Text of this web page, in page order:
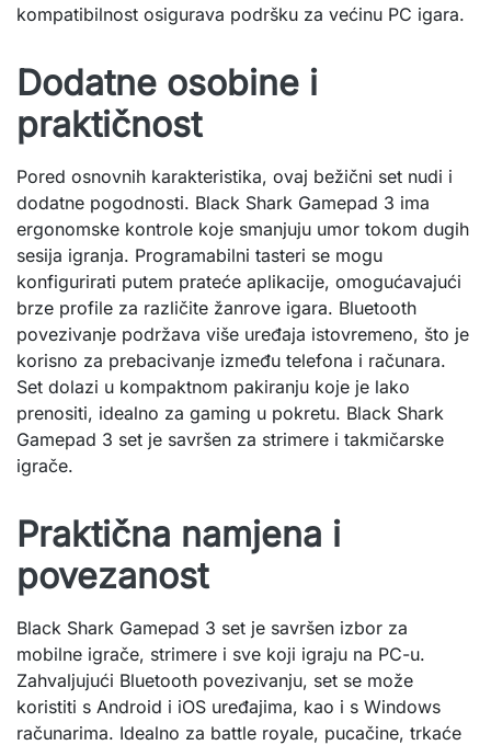
kompatibilnost osigurava podršku za većinu PC igara.
Dodatne osobine i
praktičnost
Pored osnovnih karakteristika, ovaj bežični set nudi i
dodatne pogodnosti. Black Shark Gamepad 3 ima
ergonomske kontrole koje smanjuju umor tokom dugih
sesija igranja. Programabilni tasteri se mogu
konfigurirati putem prateće aplikacije, omogućavajući
brze profile za različite žanrove igara. Bluetooth
povezivanje podržava više uređaja istovremeno, što je
korisno za prebacivanje između telefona i računara.
Set dolazi u kompaktnom pakiranju koje je lako
prenositi, idealno za gaming u pokretu. Black Shark
Gamepad 3 set je savršen za strimere i takmičarske
igrače.
Praktična namjena i
povezanost
Black Shark Gamepad 3 set je savršen izbor za
mobilne igrače, strimere i sve koji igraju na PC-u.
Zahvaljujući Bluetooth povezivanju, set se može
koristiti s Android i iOS uređajima, kao i s Windows
računarima. Idealno za battle royale, pucačine, trkaće